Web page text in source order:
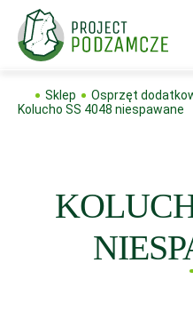
Sklep Osprzęt
Kolucho SS 4048 niespawane